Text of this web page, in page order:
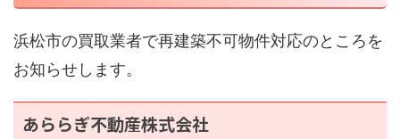
浜松市の買取業者で再建築不可物件対応のところを
お知らせします。
あららぎ不動産株式会社